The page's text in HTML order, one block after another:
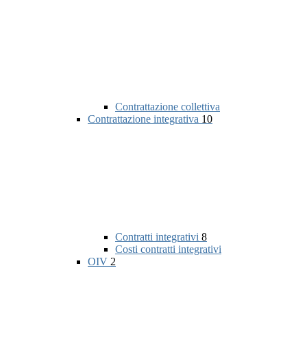
Contrattazione collettiva
Contrattazione integrativa 10
Contratti integrativi 8
Costi contratti integrativi
OIV 2